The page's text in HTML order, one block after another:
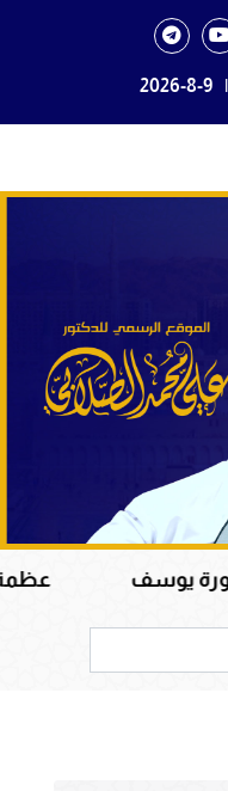
|
2026-8-9
يوسف عظمة